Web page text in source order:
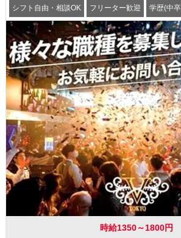
シフト自由・相談OK フリーター歓迎 学歴(中
髪型・髪色自由 交通費支給
時給1350～1800円